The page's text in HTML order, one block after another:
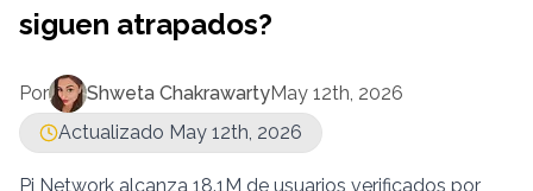
siguen atrapados?
Por Shweta ChakrawartyMay 12th, 2026
Actualizado May 12th, 2026
Pi Network alcanza 18.1M de usuarios verificados por